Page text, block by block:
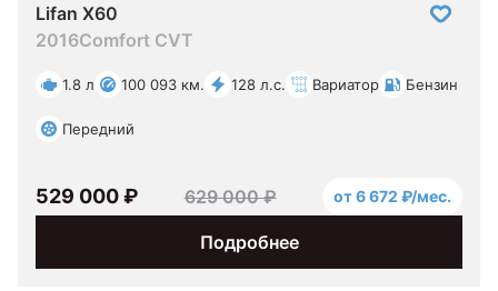
Lifan X60
2016Comfort CVT
1.8 л 100 093 км. 128 л.с. Вариатор Бензин
Передний
Подробнее
529 000 ₽ 629 000 ₽ от 6 672 ₽/мес.